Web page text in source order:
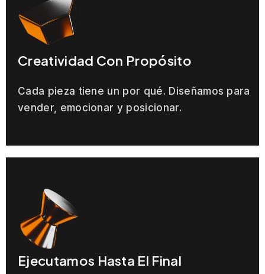
Creatividad Con Propósito
Cada pieza tiene un por qué. Diseñamos para
vender, emocionar y posicionar.
Ejecutamos Hasta El Final